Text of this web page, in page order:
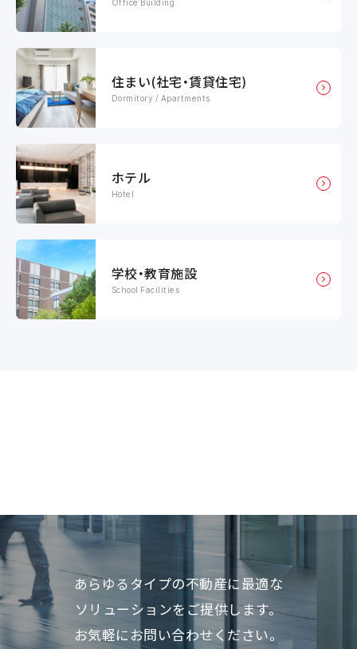
住まい(社宅・賃貸住宅)
Dormitory / Apartments
ホテル
Hotel
学校・教育施設
School Facilities
あらゆるタイプの不動産に最適な
ソリューションをご提供します。
お気軽にお問い合わせください。